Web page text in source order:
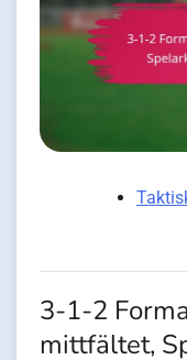
3-1-2
mittfältet,